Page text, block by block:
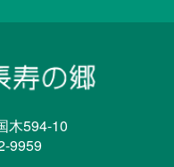
木594-10
9959